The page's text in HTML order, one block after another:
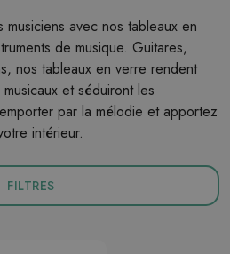
avec nos tableaux en
de musique. Guitares,
nos tableaux en verre rendent
et séduiront les
par la mélodie et apportez
intérieur.
FILTRES